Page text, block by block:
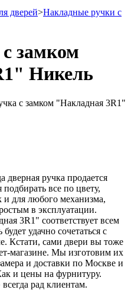
дверей>Накладные ручки с
замком
Никель
дверная ручка продается
все по цвету,
для любого механизма,
в эксплуатации.
3R1" соответствует всем
удачно сочетаться с
Кстати, сами двери вы тоже
магазине. Мы изготовим их
и доставки по Москве и
и цены на фурнитуру.
рад клиентам.